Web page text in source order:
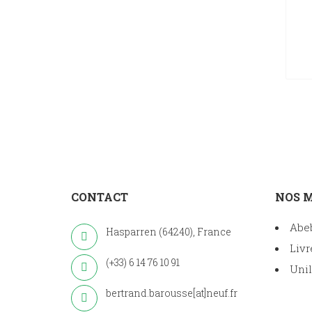
CONTACT
Hasparren (64240), France
(+33) 6 14 76 10 91
bertrand.barousse[at]neuf.fr
NOS